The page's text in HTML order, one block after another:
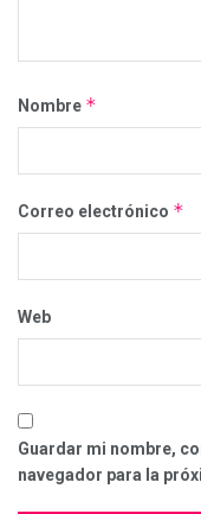
Nombre *
Correo electrónico *
Web
Guardar mi nombre,
navegador para la